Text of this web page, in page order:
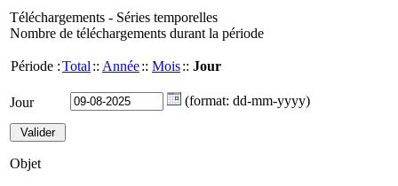
Téléchargements - Séries temporelles
Nombre de téléchargements durant la période
Période :Total :: Année:: Mois:: Jour
Jour (format: dd-mm-yyyy)
Objet